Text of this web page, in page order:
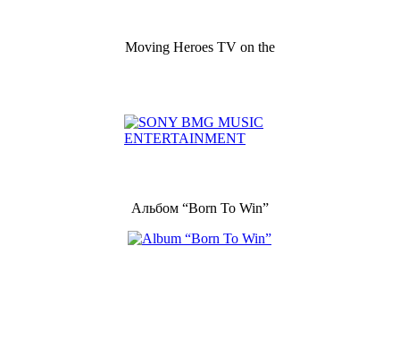
Moving Heroes TV on the
Альбом “Born To Win”